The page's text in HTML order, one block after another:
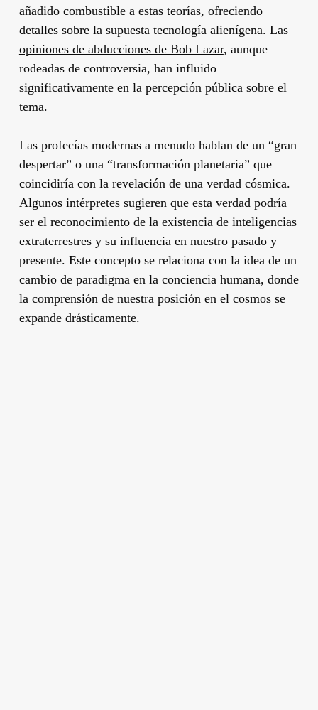
añadido combustible a estas teorías, ofreciendo
detalles sobre la supuesta tecnología alienígena. Las
opiniones de abducciones de Bob Lazar, aunque
rodeadas de controversia, han influido
significativamente en la percepción pública sobre el
tema.
Las profecías modernas a menudo hablan de un “gran
despertar” o una “transformación planetaria” que
coincidiría con la revelación de una verdad cósmica.
Algunos intérpretes sugieren que esta verdad podría
ser el reconocimiento de la existencia de inteligencias
extraterrestres y su influencia en nuestro pasado y
presente. Este concepto se relaciona con la idea de un
cambio de paradigma en la conciencia humana, donde
la comprensión de nuestra posición en el cosmos se
expande drásticamente.